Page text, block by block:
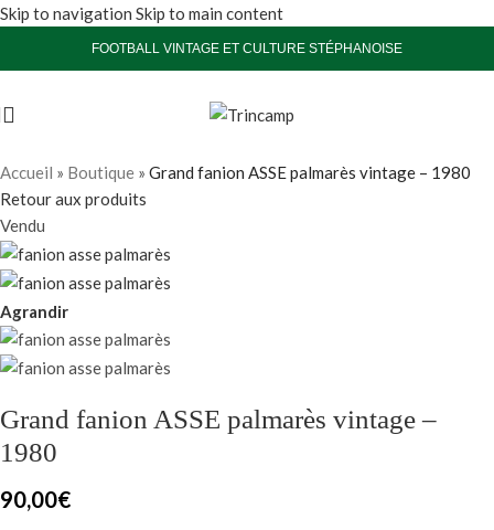
Skip to navigation Skip to main content
FOOTBALL VINTAGE ET CULTURE STÉPHANOISE
Accueil » Boutique » Grand fanion ASSE palmarès vintage – 1980
Retour aux produits
Vendu
Agrandir
Grand fanion ASSE palmarès vintage –
1980
90,00€